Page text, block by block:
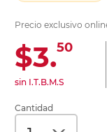
Precio exclusivo
$3.50
sin I.T.B.M.S
Cantidad